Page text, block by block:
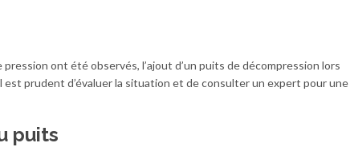
ont été observés, l’ajout d’un puits de décompression lors
prudent d’évaluer la situation et de consulter un expert pour une
puits